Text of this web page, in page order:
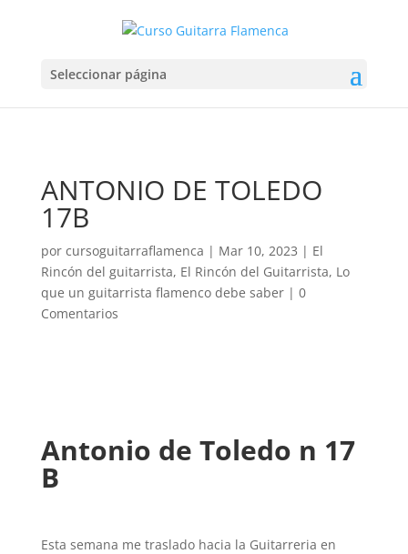
Seleccionar página
ANTONIO DE TOLEDO
17B
por cursoguitarraflamenca | Mar 10, 2023 | El
Rincón del guitarrista, El Rincón del Guitarrista, Lo
que un guitarrista flamenco debe saber| 0
Comentarios
Antonio de Toledo n 17
B
Esta semana me traslado hacia la Guitarreria en